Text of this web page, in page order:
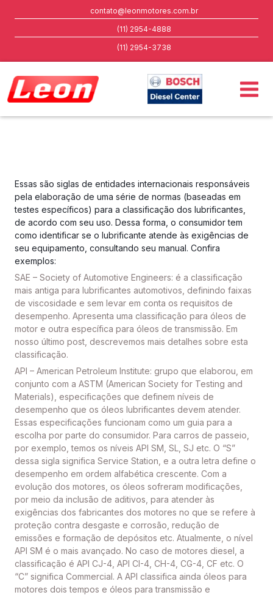
contato@leonmotores.com.br
(11) 2954-4888
(11) 2954-3738
Essas são siglas de entidades internacionais responsáveis
pela elaboração de uma série de normas (baseadas em
testes específicos) para a classificação dos lubrificantes,
de acordo com seu uso. Dessa forma, o consumidor tem
como identificar se o lubrificante atende às exigências de
seu equipamento, consultando seu manual. Confira
exemplos:
SAE – Society of Automotive Engineers: é a classificação
mais antiga para lubrificantes automotivos, definindo faixas
de viscosidade e sem levar em conta os requisitos de
desempenho. Apresenta uma classificação para óleos de
motor e outra específica para óleos de transmissão. Em
nosso último post, descrevemos mais detalhes sobre esta
classificação.
API – American Petroleum Institute: grupo que elaborou, em
conjunto com a ASTM (American Society for Testing and
Materials), especificações que definem níveis de
desempenho que os óleos lubrificantes devem atender.
Essas especificações funcionam como um guia para a
escolha por parte do consumidor. Para carros de passeio,
por exemplo, temos os níveis API SM, SL, SJ etc. O “S”
dessa sigla significa Service Station, e a outra letra define o
desempenho em ordem alfabética crescente. Com a
evolução dos motores, os óleos sofreram modificações,
por meio da inclusão de aditivos, para atender às
exigências dos fabricantes dos motores no que se refere à
proteção contra desgaste e corrosão, redução de
emissões e formação de depósitos etc. Atualmente, o nível
API SM é o mais avançado. No caso de motores diesel, a
classificação é API CJ-4, API CI-4, CH-4, CG-4, CF etc. O
“C” significa Commercial. A API classifica ainda óleos para
motores dois tempos e óleos para transmissão e